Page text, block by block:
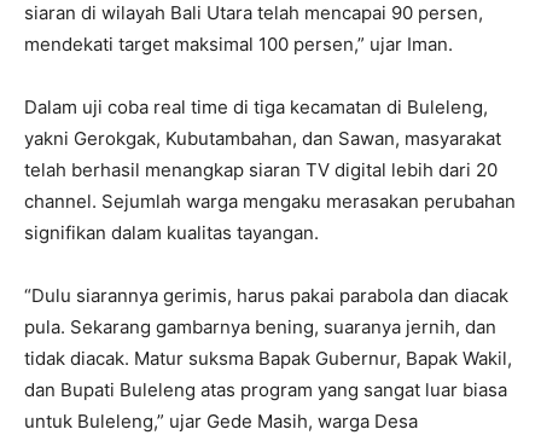
siaran di wilayah Bali Utara telah mencapai 90 persen,
mendekati target maksimal 100 persen,” ujar Iman.
Dalam uji coba real time di tiga kecamatan di Buleleng,
yakni Gerokgak, Kubutambahan, dan Sawan, masyarakat
telah berhasil menangkap siaran TV digital lebih dari 20
channel. Sejumlah warga mengaku merasakan perubahan
signifikan dalam kualitas tayangan.
“Dulu siarannya gerimis, harus pakai parabola dan diacak
pula. Sekarang gambarnya bening, suaranya jernih, dan
tidak diacak. Matur suksma Bapak Gubernur, Bapak Wakil,
dan Bupati Buleleng atas program yang sangat luar biasa
untuk Buleleng,” ujar Gede Masih, warga Desa